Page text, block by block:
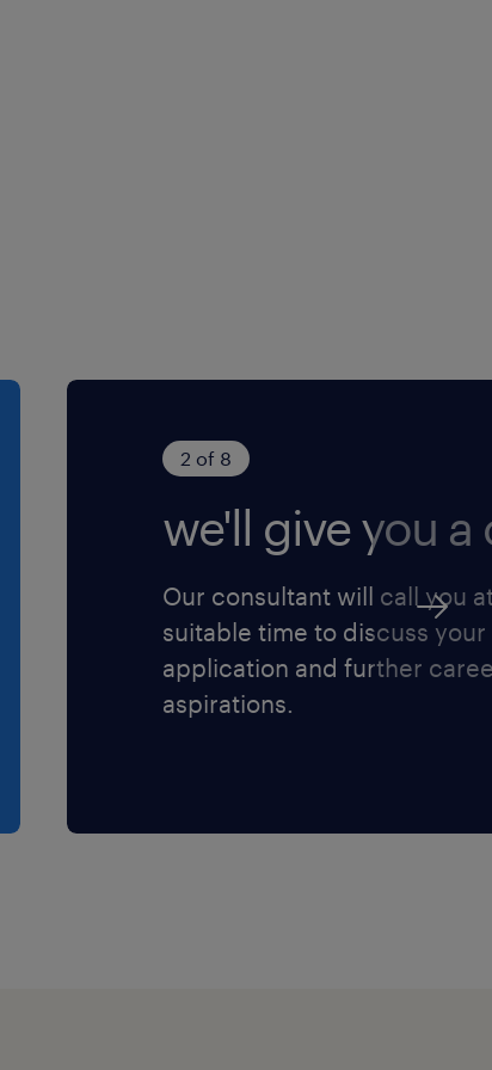
en
organisatie
behulpzaamheid
om zichzelf te zijn
2 of 8
we'll give you a
Our consultant will call you
suitable time to discuss your
application and further
aspirations.